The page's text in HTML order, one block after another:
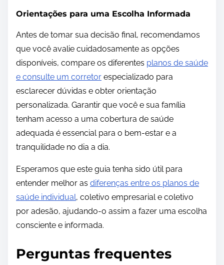
Orientações para uma Escolha Informada
Antes de tomar sua decisão final, recomendamos
que você avalie cuidadosamente as opções
disponíveis, compare os diferentes planos de saúde
e consulte um corretor especializado para
esclarecer dúvidas e obter orientação
personalizada. Garantir que você e sua família
tenham acesso a uma cobertura de saúde
adequada é essencial para o bem-estar e a
tranquilidade no dia a dia.
Esperamos que este guia tenha sido útil para
entender melhor as diferenças entre os planos de
saúde individual, coletivo empresarial e coletivo
por adesão, ajudando-o assim a fazer uma escolha
consciente e informada.
Perguntas frequentes